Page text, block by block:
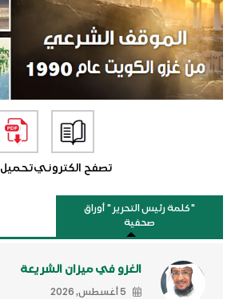
تصفح الكترونيتحميل
"كلمة رئيس التحرير " أوراق
صحفية
الغزو في ميزان الشريعة
5 أغسطس, 2026